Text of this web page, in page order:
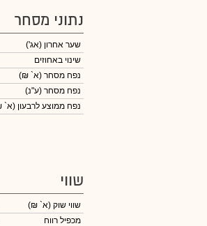
נתוני מסחר
שער אחרון (אג')
שינוי באחוזים
נפח מסחר (א` ₪)
נפח מסחר (ע"נ)
נפח ממוצע לרבעון (א`
שווי
שווי שוק (א` ₪)
מכפיל רווח